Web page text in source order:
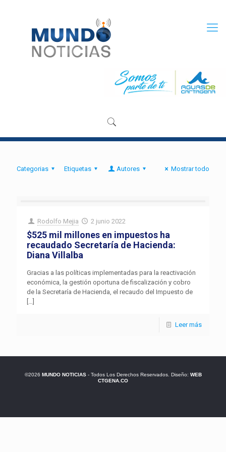
Categorias Etiquetas Autores Mostrar todo
Rodolfo Mejia 2 junio 2022
$525 mil millones en impuestos ha
recaudado Secretaría de Hacienda:
Diana Villalba
Gracias a las políticas implementadas para la reactivación
económica, la gestión oportuna de fiscalización y cobro
de la Secretaría de Hacienda, el recaudo del Impuesto de
[…]
Leer más
©2026 MUNDO NOTICIAS- Todos Los Derechos Reservados. Diseño: WEB
CTGENA.CO